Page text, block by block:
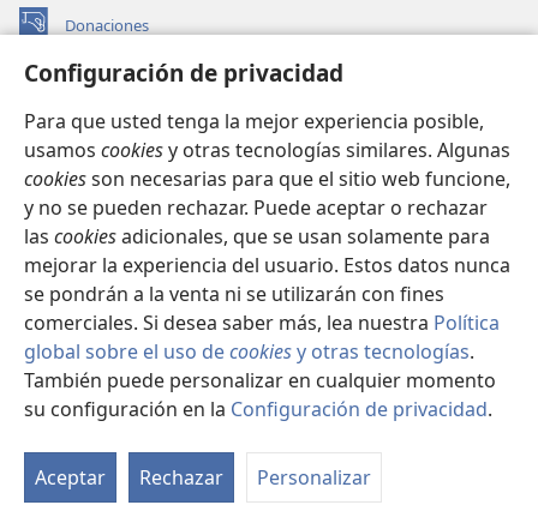
Configuración de privacidad
Para que usted tenga la mejor experiencia posible,
usamos cookiesy otras tecnologías similares. Algunas
cookiesson necesarias para que el sitio web funcione,
y no se pueden rechazar. Puede aceptar o rechazar
las cookiesadicionales, que se usan solamente para
mejorar la experiencia del usuario. Estos datos nunca
se pondrán a la venta ni se utilizarán con fines
comerciales. Si desea saber más, lea nuestra Política
global sobre el uso decookiesy otras tecnologías.
También puede personalizar en cualquier momento
su configuración en la Configuración de privacidad.
Aceptar Rechazar Personalizar
Donaciones
(abre
nueva BIBLIOTECA EN LÍNEA Watchtower™
una
nueva
ventana)
JW Hub
(abre
una
nueva
ventana)
JW Library
Watchtower Library
Copyright© 2026 Watch Tower Bible and Tract Society of Pennsylvania.
CONDICIONES DE USO| POLÍTICA DE PRIVACIDAD
|
CONFIGURACIÓN DE PRIVACIDAD